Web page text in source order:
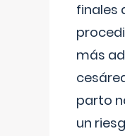
finales
más
parto
un